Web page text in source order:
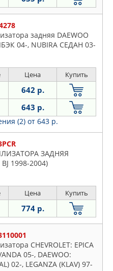
задняя DAEWOO
04-, NUBIRA СЕДАН 03-
Цена Купить
642 р.
643 р.
(2) от 643 р.
ЗАДНЯЯ
1998-2004)
Цена Купить
774 р.
CHEVROLET: EPICA
05-, DAEWOO:
02-, LEGANZA (KLAV) 97-